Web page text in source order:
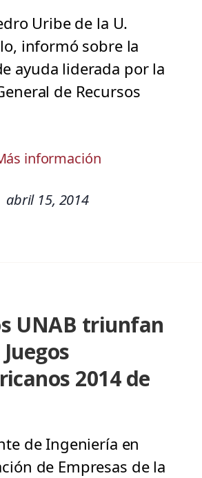
Uribe de la U.
informó sobre la
ayuda liderada por la
de Recursos
información
abril 15, 2014
UNAB triunfan
2014 de
de Ingeniería en
de Empresas de la